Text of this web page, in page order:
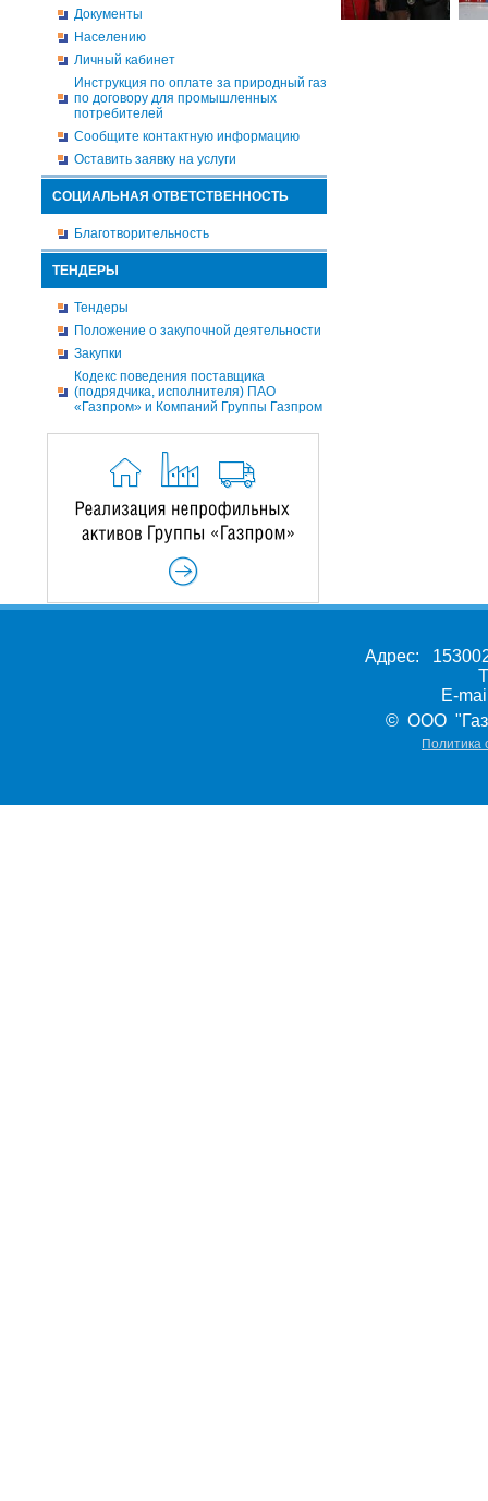
Документы
Населению
Личный кабинет
Инструкция по оплате за природный газ
по договору для промышленных
потребителей
Сообщите контактную информацию
Оставить заявку на услуги
СОЦИАЛЬНАЯ ОТВЕТСТВЕННОСТЬ
Благотворительность
ТЕНДЕРЫ
Тендеры
Положение о закупочной деятельности
Закупки
Кодекс поведения поставщика
(подрядчика, исполнителя) ПАО
«Газпром» и Компаний Группы Газпром
Адрес:
E-
© ООО
Политика